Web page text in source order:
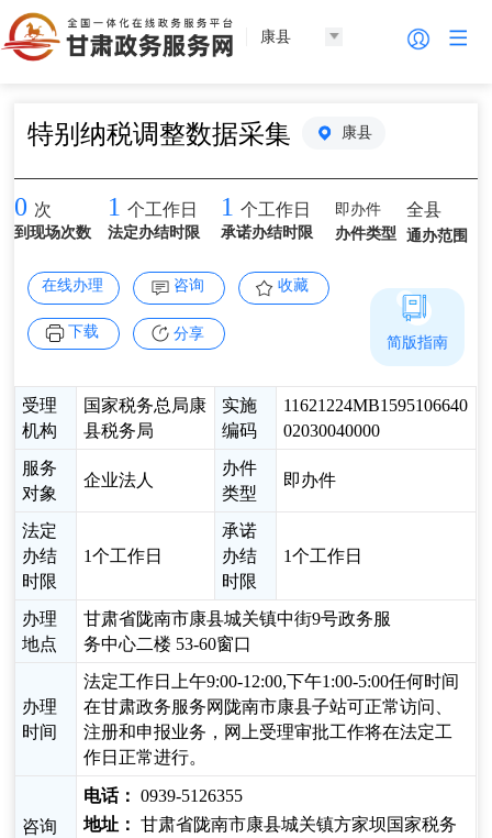
康县
特别纳税调整数据采集 康县
0 次
到现场次数
1 个工作日
法定办结时限
1 个工作日
承诺办结时限
即办件
办件类型
全县
通办范围
在线办理 咨询 收藏
下载 分享
受理
机构
国家税务总局康
县税务局
实施
编码
11621224MB1595106640
02030040000
服务
对象
企业法人
办件
类型
即办件
法定
办结
时限
1个工作日
承诺
办结
时限
1个工作日
办理
地点
甘肃省陇南市康县城关镇中街9号政务服
务中心二楼 53-60窗口
办理
时间
法定工作日上午9:00-12:00,下午1:00-5:00任何时间
在甘肃政务服务网陇南市康县子站可正常访问、
注册和申报业务，网上受理审批工作将在法定工
作日正常进行。
咨询
电话： 0939-5126355
地址： 甘肃省陇南市康县城关镇方家坝国家税务
简版指南